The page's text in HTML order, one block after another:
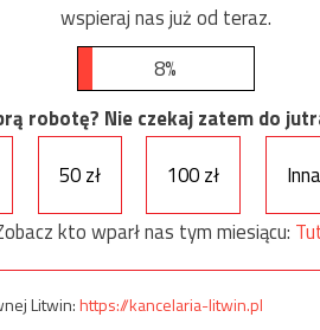
wspieraj nas już od teraz.
8%
robotę? Nie czekaj zatem do
50 zł 100 zł
kto wparł nas tym miesiącu:
Litwin:https://kancelaria-litwin.pl